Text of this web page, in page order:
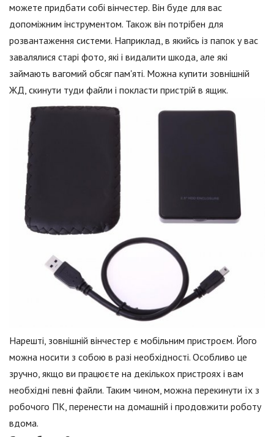
можете придбати собі вінчестер. Він буде для вас
допоміжним інструментом. Також він потрібен для
розвантаження системи. Наприклад, в якийсь із папок у вас
завалялися старі фото, які і видалити шкода, але які
займають вагомий обсяг пам'яті. Можна купити зовнішній
ЖД, скинути туди файли і покласти пристрій в ящик.
Нарешті, зовнішній вінчестер є мобільним пристроєм. Його
можна носити з собою в разі необхідності. Особливо це
зручно, якщо ви працюєте на декількох пристроях і вам
необхідні певні файли. Таким чином, можна перекинути їх з
робочого ПК, перенести на домашній і продовжити роботу
вдома.